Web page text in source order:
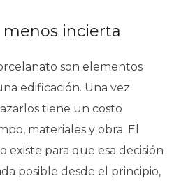
menos incierta
son elementos
edificación. Una vez
tiene un costo
materiales y obra. El
existe para que esa decisión
posible desde el principio,